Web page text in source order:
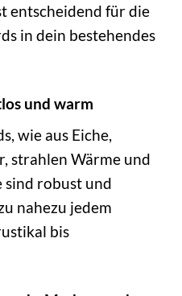
entscheidend für die
in dein bestehendes
und warm
wie aus Eiche,
strahlen Wärme und
sind robust und
nahezu jedem
bis